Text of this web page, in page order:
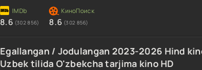
8.6 (302 856) 8.6 (302 856)
Egallangan / Jodulangan 2023-2026 Hind
Uzbek tilida O'zbekcha tarjima kino HD